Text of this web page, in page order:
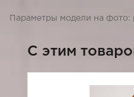
Параметры модели на фото:
C этим